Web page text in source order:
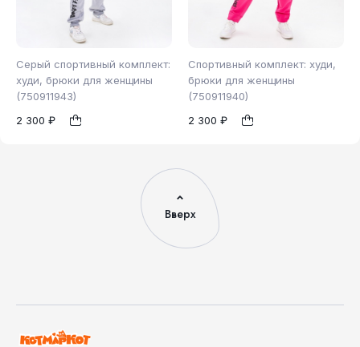
Серый спортивный комплект:
худи, брюки для женщины
(750911943)
2 300 ₽
Спортивный комплект: худи,
брюки для женщины
(750911940)
2 300 ₽
Вверх